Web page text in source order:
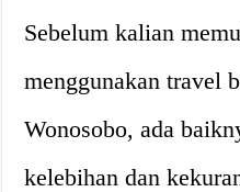
Sebelum kalian
menggunakan travel
Wonosobo, ada
kelebihan dan